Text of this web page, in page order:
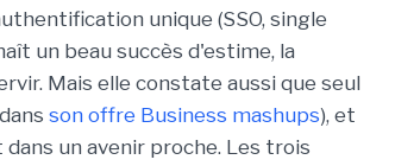
unique (SSO, single
un beau succès d'estime, la
Mais elle constate aussi que seul
son offre Business mashups), et
un avenir proche. Les trois